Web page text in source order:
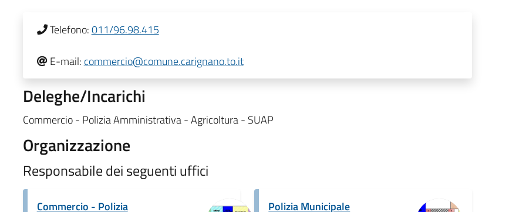
Telefono:011/96.98.415
E-mail: commercio@comune.carignano.to.it
Deleghe/Incarichi
Commercio - Polizia Amministrativa - Agricoltura - SUAP
Organizzazione
Responsabile dei seguenti uffici
Commercio - Polizia
Polizia Municipale